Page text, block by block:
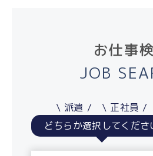
お仕事
JOB
派遣
正社員
どちらか選択してくださ